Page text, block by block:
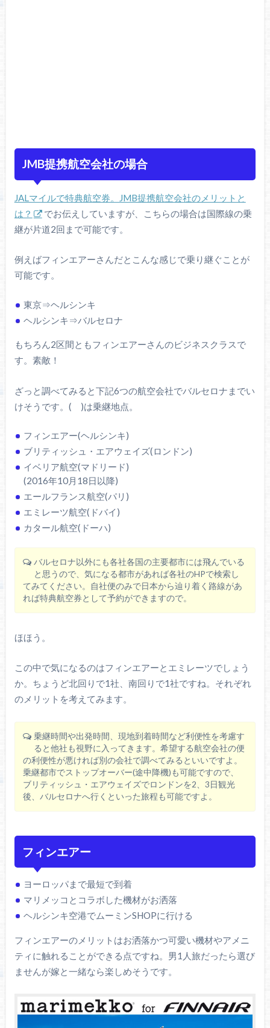
JMB提携航空会社の場合
JALマイルで特典航空券。JMB提携航空会社のメリットと
は？
でお伝えしていますが、こちらの場合は国際線の乗
継が片道2回まで可能です。
例えばフィンエアーさんだとこんな感じで乗り継ぐことが
可能です。
東京⇒ヘルシンキ
ヘルシンキ⇒バルセロナ
もちろん2区間ともフィンエアーさんのビジネスクラスで
す。素敵！
ざっと調べてみると下記6つの航空会社でバルセロナまでい
けそうです。( )は乗継地点。
フィンエアー(ヘルシンキ)
ブリティッシュ・エアウェイズ(ロンドン)
イベリア航空(マドリード)
(2016年10月18日以降)
エールフランス航空(パリ)
エミレーツ航空(ドバイ)
カタール航空(ドーハ)
バルセロナ以外にも各社各国の主要都市には飛んでいる
と思うので、気になる都市があれば各社のHPで検索し
てみてください。自社便のみで日本から辿り着く路線があ
れば特典航空券として予約ができますので。
ほほう。
この中で気になるのはフィンエアーとエミレーツでしょう
か。ちょうど北回りで1社、南回りで1社ですね。それぞれ
のメリットを考えてみます。
乗継時間や出発時間、現地到着時間など利便性を考慮す
ると他社も視野に入ってきます。希望する航空会社の便
の利便性が悪ければ別の会社で調べてみるといいですよ。
乗継都市でストップオーバー(途中降機)も可能ですので、
ブリティッシュ・エアウェイズでロンドンを2、3日観光
後、バルセロナへ行くといった旅程も可能ですよ。
フィンエアー
ヨーロッパまで最短で到着
マリメッコとコラボした機材がお洒落
ヘルシンキ空港でムーミンSHOPに行ける
フィンエアーのメリットはお洒落かつ可愛い機材やアメニ
ティに触れることができる点ですね。男1人旅だったら選び
ませんが嫁と一緒なら楽しめそうです。